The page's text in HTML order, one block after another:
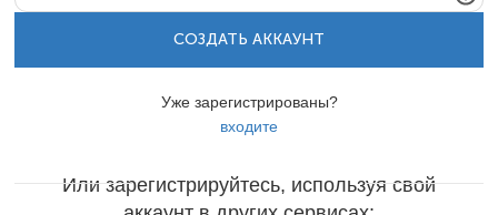
СОЗДАТЬ АККАУНТ
Уже зарегистрированы?
входите
Или зарегистрируйтесь, используя свой